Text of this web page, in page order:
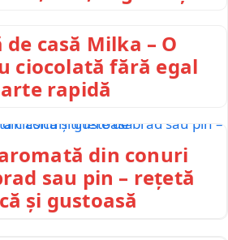
casă Milka – O
ciocolată fără egal
rapidă
din conuri
sau pin – rețetă
și gustoasă